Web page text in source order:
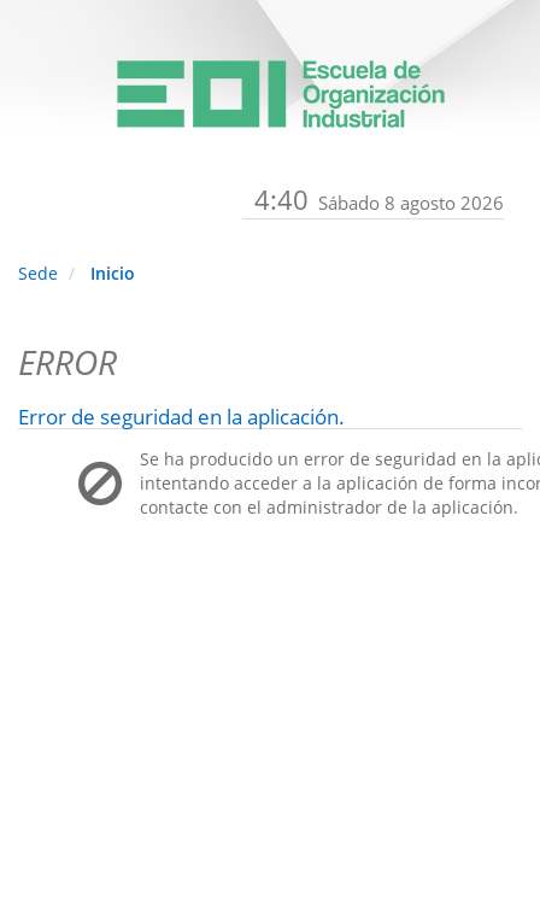
4:40 Sábado 8 agosto 2026
Sede Inicio
ERROR
Error de seguridad en la aplicación.
Se ha producido un error de seguridad en la
intentando acceder a la aplicación de forma
contacte con el administrador de la aplicación.